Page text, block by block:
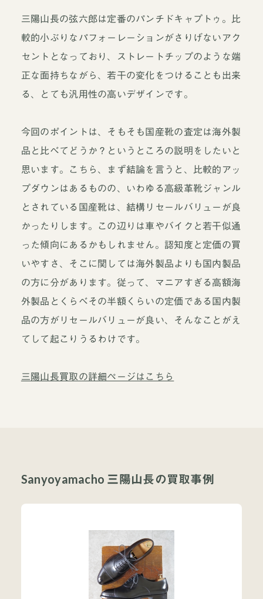
三陽山長の弦六郎は定番のパンチドキャプトゥ。比
較的小ぶりなパフォーレーションがさりげないアク
セントとなっており、ストレートチップのような端
正な面持ちながら、若干の変化をつけることも出来
る、とても汎用性の高いデザインです。
今回のポイントは、そもそも国産靴の査定は海外製
品と比べてどうか？というところの説明をしたいと
思います。こちら、まず結論を言うと、比較的アッ
プダウンはあるものの、いわゆる高級革靴ジャンル
とされている国産靴は、結構リセールバリューが良
かったりします。この辺りは車やバイクと若干似通
った傾向にあるかもしれません。認知度と定価の買
いやすさ、そこに関しては海外製品よりも国内製品
の方に分があります。従って、マニアすぎる高額海
外製品とくらべその半額くらいの定価である国内製
品の方がリセールバリューが良い、そんなことがえ
てして起こりうるわけです。
三陽山長買取の詳細ページはこちら
Sanyoyamacho 三陽山長の買取事例